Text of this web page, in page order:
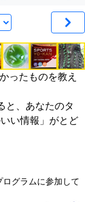
ったものを教え
と、あなたのタ
い情報」がとど
グラムに参加して